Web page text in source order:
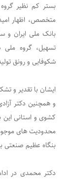
بستر کم نظیر
متخصص، اظهار
بانک ملی ایران و
تسهیل، گروه ملی
شکوفایی و رونق
ایشان با تقدیر و
و همچنین دکتر
کشوی و استانی
محدودیت های موجود
بنگاه عظیم صنعتی
دکتر محمدی در